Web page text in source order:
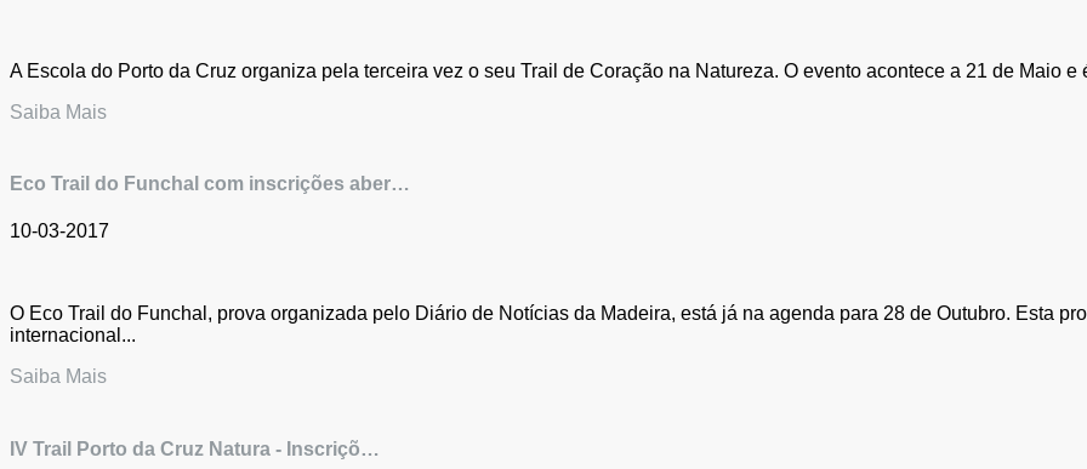
A Escola do Porto da Cruz organiza pela terceira vez o seu Trail de Coração na Natureza. O evento acontece a 21 de Maio
Saiba Mais
Eco Trail do Funchal com inscrições aber…
10-03-2017
O Eco Trail do Funchal, prova organizada pelo Diário de Notícias da Madeira, está já na agenda para 28 de Outubro. Esta
internacional...
Saiba Mais
IV Trail Porto da Cruz Natura - Inscriçõ…